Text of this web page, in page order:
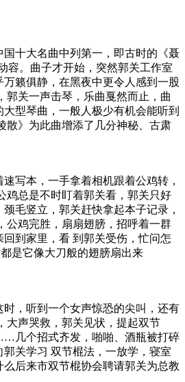
十大名曲中列第一，即古时的《聂
容。曲子才开始，突然郭关工作室
籁俱静，在黑夜中更令人感到一股
郭关一声击琴，乐曲戛然而止，曲
型琴曲，一般人极少有机会能听到
散》为此曲增添了几分神秘、古肃
写本，一手拿着相机跟着公鸡转，
鸡总是不时盯着郭关看，郭关只好
毛竖立，郭关赶快拿起本子记录，
公鸡完胜，扇扇翅膀，招呼着一群
到家里，看 到郭关受伤，忙问怎
是它像大刀般的翅膀扇出来
，听到一个女声惊恐的尖叫，还有
大声哭救，郭关见状，提起双节
几个招式齐发，啪啪、酒瓶被打碎
关学习 双节棍法，一放学，寝室
后来市双节棍协会聘请郭关为总教